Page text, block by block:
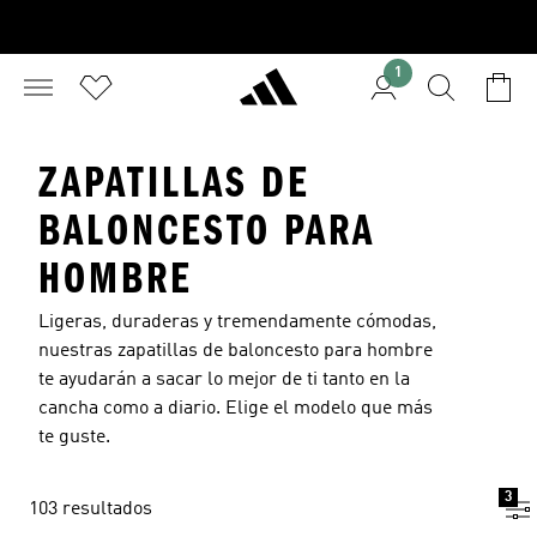
1
ZAPATILLAS DE
BALONCESTO PARA
HOMBRE
Ligeras, duraderas y tremendamente cómodas,
nuestras zapatillas de baloncesto para hombre
te ayudarán a sacar lo mejor de ti tanto en la
cancha como a diario. Elige el modelo que más
te guste.
103 resultados
3